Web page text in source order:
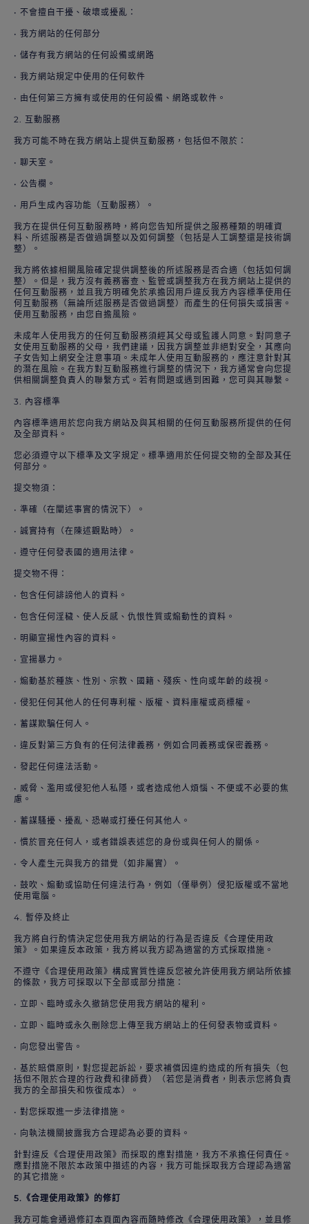
• 不會擅自干擾、破壞或擾亂：
• 我方網站的任何部分
• 儲存有我方網站的任何設備或網路
• 我方網站規定中使用的任何軟件
• 由任何第三方擁有或使用的任何設備、網路或軟件。
2. 互動服務
我方可能不時在我方網站上提供互動服務，包括但不限於：
• 聊天室。
• 公告欄。
• 用戶生成內容功能（互動服務）。
我方在提供任何互動服務時，將向您告知所提供之服務種類的明確資
料、所述服務是否做過調整以及如何調整（包括是人工調整還是技術調
整）。
我方將依據相關風險確定提供調整後的所述服務是否合適（包括如何調
整）。但是，我方沒有義務審查、監管或調整我方在我方網站上提供的
任何互動服務，並且我方明確免於承擔因用戶違反我方內容標準使用任
何互動服務（無論所述服務是否做過調整）而產生的任何損失或損害。
使用互動服務，由您自擔風險。
未成年人使用我方的任何互動服務須經其父母或監護人同意。對同意子
女使用互動服務的父母，我們建議，因我方調整並非絕對安全，其應向
子女告知上網安全注意事項。未成年人使用互動服務的，應注意針對其
的潛在風險。在我方對互動服務進行調整的情況下，我方通常會向您提
供相關調整負責人的聯繫方式。若有問題或遇到困難，您可與其聯繫。
3. 內容標準
內容標準適用於您向我方網站及與其相關的任何互動服務所提供的任何
及全部資料。
您必須遵守以下標準及文字規定。標準適用於任何提交物的全部及其任
何部分。
提交物須：
• 準確（在闡述事實的情況下）。
• 誠實持有（在陳述觀點時）。
• 遵守任何發表國的適用法律。
提交物不得：
• 包含任何誹謗他人的資料。
• 包含任何淫穢、使人反感、仇恨性質或煽動性的資料。
• 明顯宣揚性內容的資料。
• 宣揚暴力。
• 煽動基於種族、性別、宗教、國籍、殘疾、性向或年齡的歧視。
• 侵犯任何其他人的任何專利權、版權、資料庫權或商標權。
• 蓄謀欺騙任何人。
• 違反對第三方負有的任何法律義務，例如合同義務或保密義務。
• 發起任何違法活動。
• 威脅、濫用或侵犯他人私隱，或者造成他人煩惱、不便或不必要的焦
慮。
• 蓄謀騷擾、擾亂、恐嚇或打擾任何其他人。
• 慣於冒充任何人，或者錯誤表述您的身份或與任何人的關係。
• 令人產生元與我方的錯覺（如非屬實）。
• 鼓吹、煽動或協助任何違法行為，例如（僅舉例）侵犯版權或不當地
使用電腦。
4. 暫停及終止
我方將自行酌情決定您使用我方網站的行為是否違反《合理使用政
策》。如果違反本政策，我方將以我方認為適當的方式採取措施。
不遵守《合理使用政策》構成實質性違反您被允許使用我方網站所依據
的條款，我方可採取以下全部或部分措施：
• 立即、臨時或永久撤銷您使用我方網站的權利。
• 立即、臨時或永久刪除您上傳至我方網站上的任何發表物或資料。
• 向您發出警告。
• 基於賠償原則，對您提起訴訟，要求補償因違約造成的所有損失（包
括但不限於合理的行政費和律師費）（若您是消費者，則表示您將負責
我方的全部損失和恢復成本）。
• 對您採取進一步法律措施。
• 向執法機關披露我方合理認為必要的資料。
針對違反《合理使用政策》而採取的應對措施，我方不承擔任何責任。
應對措施不限於本政策中描述的內容，我方可能採取我方合理認為適當
的其它措施。
5.《合理使用政策》的修訂
我方可能會通過修訂本頁面內容而隨時修改《合理使用政策》，並且修